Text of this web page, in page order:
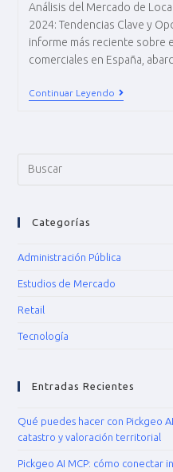
Análisis del Mercado de
2024: Tendencias Clave y
informe más reciente sobre
comerciales en España,
Continuar Leyendo
Categorías
Administración Pública
Estudios de Mercado
Retail
Tecnología
Entradas Recientes
Qué puedes hacer con Pickgeo
catastro y valoración territorial
Pickgeo AI MCP: cómo conectar